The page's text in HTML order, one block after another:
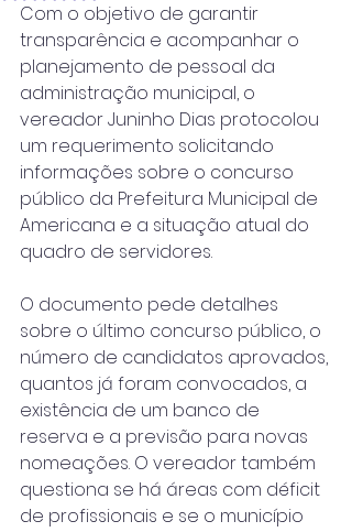
Com o objetivo de garantir
transparência e acompanhar o
planejamento de pessoal da
administração municipal, o
vereador Juninho Dias protocolou
um requerimento solicitando
informações sobre o concurso
público da Prefeitura Municipal de
Americana e a situação atual do
quadro de servidores.
O documento pede detalhes
sobre o último concurso público, o
número de candidatos aprovados,
quantos já foram convocados, a
existência de um banco de
reserva e a previsão para novas
nomeações. O vereador também
questiona se há áreas com déficit
de profissionais e se o município